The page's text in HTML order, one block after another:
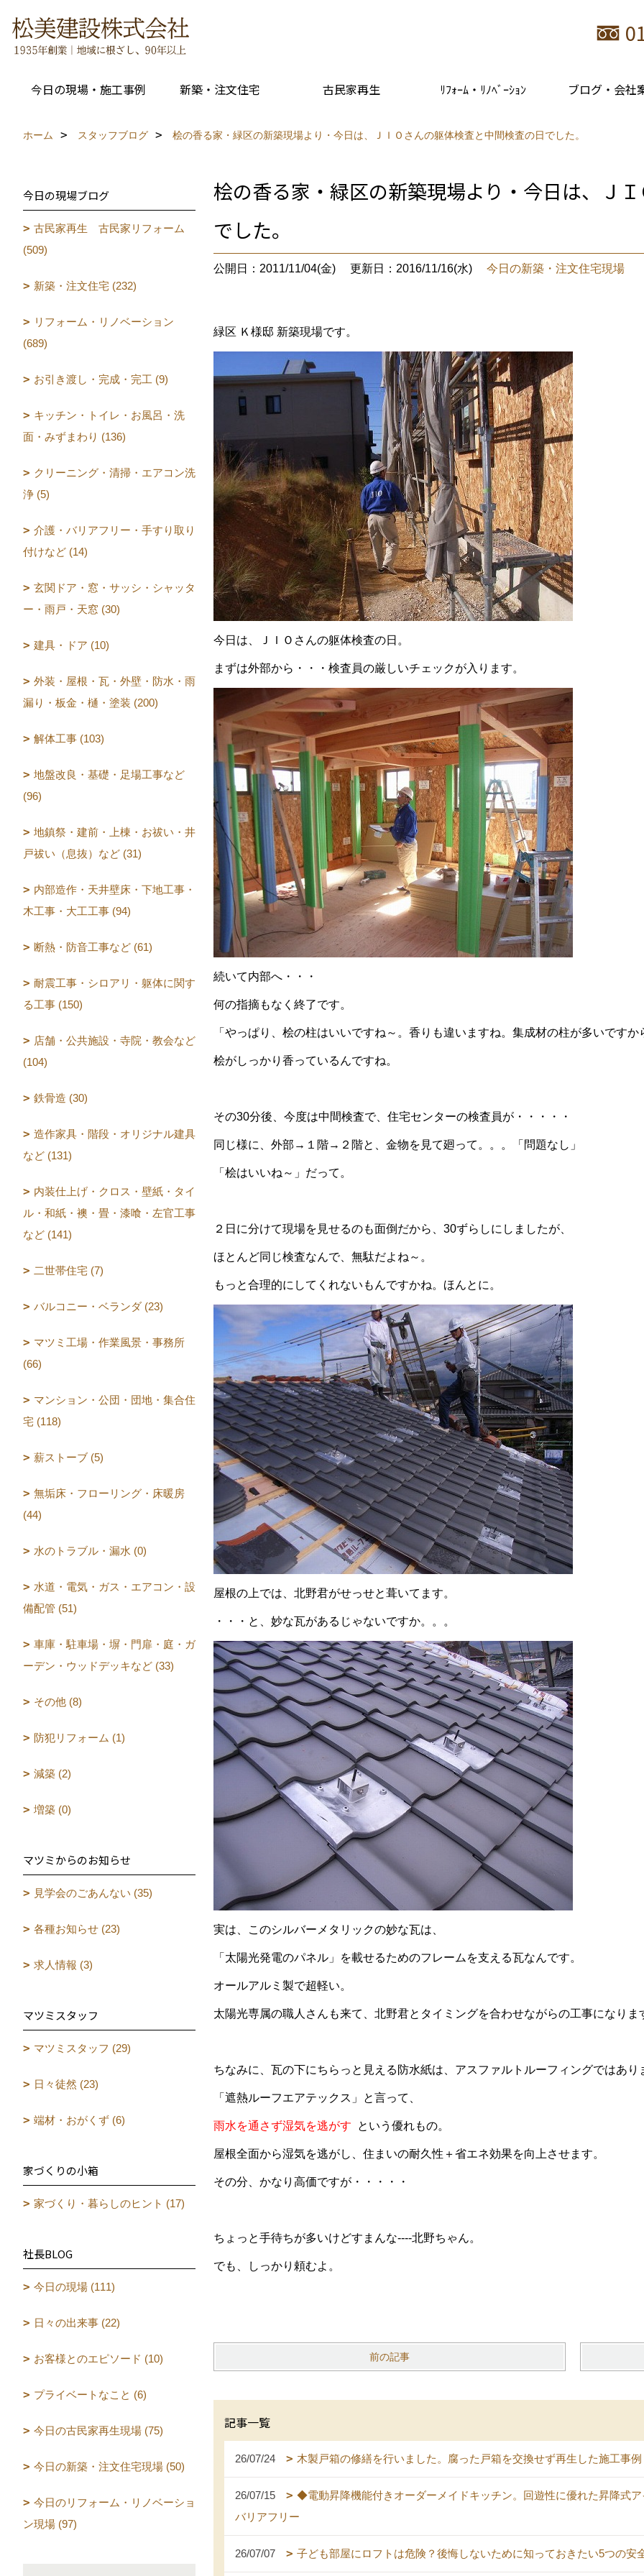
今日の現場・施工事例 新築・注文住宅 古民家再生 ﾘﾌｫｰﾑ・ﾘﾉﾍﾞｰｼｮﾝ ブログ・会社
ホーム スタッフブログ 桧の香る家・緑区の新築現場より・今日は、ＪＩＯさんの躯体検査と中間検査の日でした。
桧の香る家・緑区の新築現場より・今日は、Ｊ
でした。
公開日：2011/11/04(金) 更新日：2016/11/16(水) 今日の新築・注文住宅現場
緑区 Ｋ様邸 新築現場です。
今日は、ＪＩＯさんの躯体検査の日。
まずは外部から・・・検査員の厳しいチェックが入ります。
続いて内部へ・・・
何の指摘もなく終了です。
「やっぱり、桧の柱はいいですね～。香りも違いますね。集成材の柱が多いです
桧がしっかり香っているんですね。
その30分後、今度は中間検査で、住宅センターの検査員が・・・・・
同じ様に、外部→１階→２階と、金物を見て廻って。。。「問題なし」
「桧はいいね～」だって。
２日に分けて現場を見せるのも面倒だから、30ずらしにしましたが、
ほとんど同じ検査なんで、無駄だよね～。
もっと合理的にしてくれないもんですかね。ほんとに。
屋根の上では、北野君がせっせと葺いてます。
・・・と、妙な瓦があるじゃないですか。。。
実は、このシルバーメタリックの妙な瓦は、
「太陽光発電のパネル」を載せるためのフレームを支える瓦なんです。
オールアルミ製で超軽い。
太陽光専属の職人さんも来て、北野君とタイミングを合わせながらの工事になりま
ちなみに、瓦の下にちらっと見える防水紙は、アスファルトルーフィングではあり
「遮熱ルーフエアテックス」と言って、
雨水を通さず湿気を逃がす という優れもの。
屋根全面から湿気を逃がし、住まいの耐久性＋省エネ効果を向上させます。
その分、かなり高価ですが・・・・・
ちょっと手待ちが多いけどすまんな----北野ちゃん。
でも、しっかり頼むよ。
前の記事
記事一覧
26/07/24 木製戸箱の修繕を行いました。腐った戸箱を交換せず再生した施工事例
26/07/15
◆電動昇降機能付きオーダーメイドキッチン。回遊性に優れた昇降式
バリアフリー
26/07/07 子ども部屋にロフトは危険？後悔しないために知っておきたい5つの安
今日の現場ブログ
古民家再生 古民家リフォーム
(509)
新築・注文住宅 (232)
リフォーム・リノベーション
(689)
お引き渡し・完成・完工 (9)
キッチン・トイレ・お風呂・洗
面・みずまわり (136)
クリーニング・清掃・エアコン洗
浄 (5)
介護・バリアフリー・手すり取り
付けなど (14)
玄関ドア・窓・サッシ・シャッタ
ー・雨戸・天窓 (30)
建具・ドア (10)
外装・屋根・瓦・外壁・防水・雨
漏り・板金・樋・塗装 (200)
解体工事 (103)
地盤改良・基礎・足場工事など
(96)
地鎮祭・建前・上棟・お祓い・井
戸祓い（息抜）など (31)
内部造作・天井壁床・下地工事・
木工事・大工工事 (94)
断熱・防音工事など (61)
耐震工事・シロアリ・躯体に関す
る工事 (150)
店舗・公共施設・寺院・教会など
(104)
鉄骨造 (30)
造作家具・階段・オリジナル建具
など (131)
内装仕上げ・クロス・壁紙・タイ
ル・和紙・襖・畳・漆喰・左官工事
など (141)
二世帯住宅 (7)
バルコニー・ベランダ (23)
マツミ工場・作業風景・事務所
(66)
マンション・公団・団地・集合住
宅 (118)
薪ストーブ (5)
無垢床・フローリング・床暖房
(44)
水のトラブル・漏水 (0)
水道・電気・ガス・エアコン・設
備配管 (51)
車庫・駐車場・塀・門扉・庭・ガ
ーデン・ウッドデッキなど (33)
その他 (8)
防犯リフォーム (1)
減築 (2)
増築 (0)
マツミからのお知らせ
見学会のごあんない (35)
各種お知らせ (23)
求人情報 (3)
マツミスタッフ
マツミスタッフ (29)
日々徒然 (23)
端材・おがくず (6)
家づくりの小箱
家づくり・暮らしのヒント (17)
社長BLOG
今日の現場 (111)
日々の出来事 (22)
お客様とのエピソード (10)
プライベートなこと (6)
今日の古民家再生現場 (75)
今日の新築・注文住宅現場 (50)
今日のリフォーム・リノベーショ
ン現場 (97)